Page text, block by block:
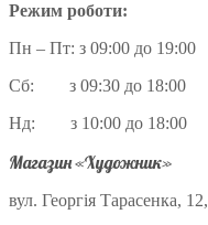
Режим роботи:
Пн – Пт: з 09:00 до 19:00
Сб: з 09:30 до 18:00
Нд: з 10:00 до 18:00
Магазин «Художник»
вул. Георгія Тарасенка, 12,